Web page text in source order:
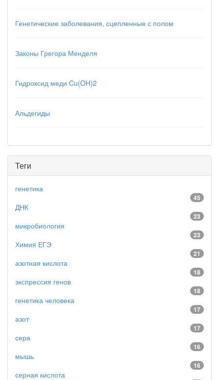
Генетические заболевания, сцепленные с полом
Законы Грегора Менделя
Гидроксид меди Cu(OH)2
Альдегиды
Теги
генетика
45
ДНК
23
микробиология
23
Химия ЕГЭ
21
азотная кислота
18
экспрессия генов
18
генетика человека
17
азот
17
сера
16
мышь
16
серная кислота